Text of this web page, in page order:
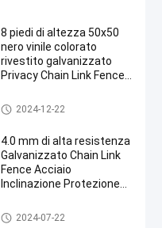
8 piedi di altezza 50x50
nero vinile colorato
rivestito galvanizzato
Privacy Chain Link Fence
Recinzione a maglie di catena
metallica
2024-12-22
4.0 mm di alta resistenza
Galvanizzato Chain Link
Fence Acciaio
Inclinazione Protezione
Mesh Netting
Recinzione a maglie di catena
metallica
2024-07-22